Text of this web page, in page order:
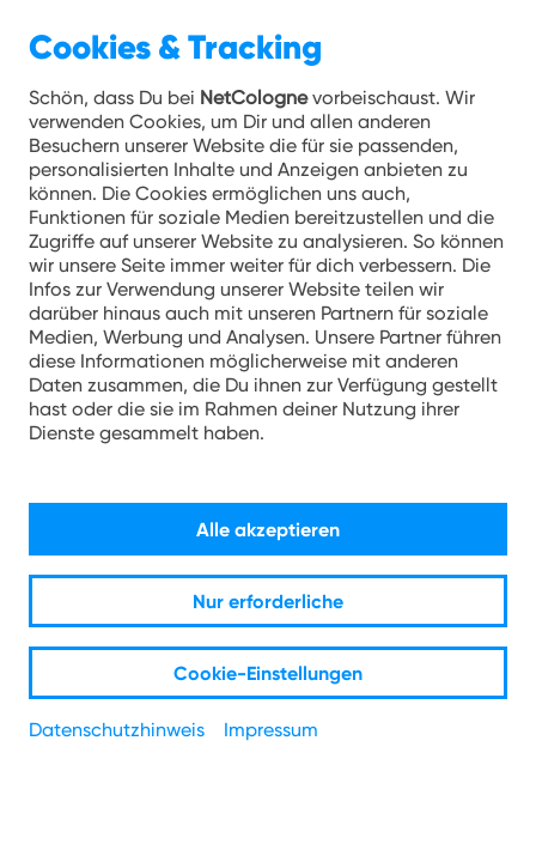
Cookies & Tracking
Schön, dass Du bei NetColognevorbeischaust. Wir
verwenden Cookies, um Dir und allen anderen
Besuchern unserer Website die für sie passenden,
personalisierten Inhalte und Anzeigen anbieten zu
können. Die Cookies ermöglichen uns auch,
Funktionen für soziale Medien bereitzustellen und die
Zugriffe auf unserer Website zu analysieren. So können
wir unsere Seite immer weiter für dich verbessern. Die
Infos zur Verwendung unserer Website teilen wir
darüber hinaus auch mit unseren Partnern für soziale
Medien, Werbung und Analysen. Unsere Partner führen
diese Informationen möglicherweise mit anderen
Daten zusammen, die Du ihnen zur Verfügung gestellt
hast oder die sie im Rahmen deiner Nutzung ihrer
Dienste gesammelt haben.
Cookie-Einstellungen
Nur erforderliche
Alle akzeptieren
Datenschutzhinweis Impressum
Hotspot
Willkommen bei den öffentlichen WLAN
Angeboten von NetCologne. Viel Spaß